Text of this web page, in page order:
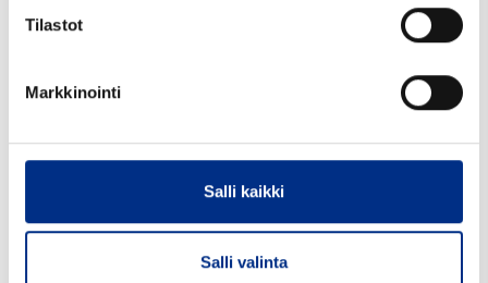
Tilastot
Markkinointi
Salli kaikki
Salli valinta
Väri:
valkoinen
Korkeus mm:
119
Pakkaustiedot:
1250 kpl ltk
Minimitilausmäärä kpl: